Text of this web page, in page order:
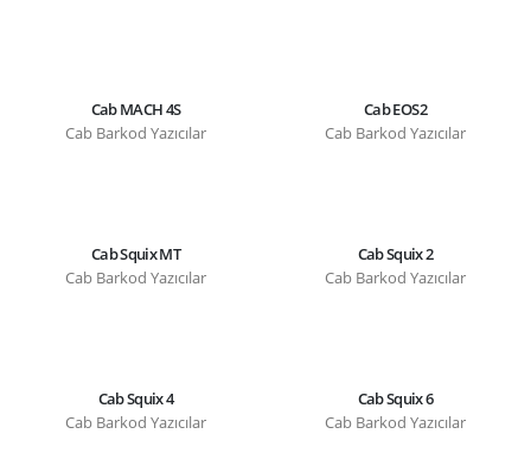
Cab MACH 4S
Cab Barkod Yazıcılar
Cab EOS2
Cab Barkod Yazıcılar
Cab Squix MT
Cab Barkod Yazıcılar
Cab Squix 2
Cab Barkod Yazıcılar
Cab Squix 4
Cab Barkod Yazıcılar
Cab Squix 6
Cab Barkod Yazıcılar